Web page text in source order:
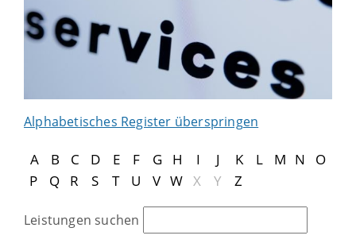
Alphabetisches Register überspringen
A B C D E F G H I J K L M N
O
P
Q R S T U V W X Y Z
Leistungen suchen